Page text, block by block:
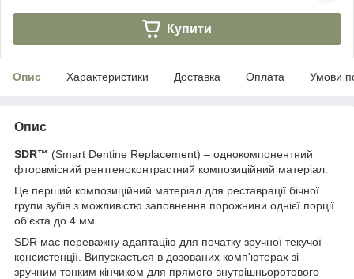
Купити
Опис Характеристики Доставка Оплата Умови
Опис
SDR™ (Smart Dentine Replacement) – однокомпонентний
фторвмісний рентгеноконтрастний композиційний матеріал.
Це перший композиційний матеріал для реставрації бічної
групи зубів з можливістю заповнення порожнини однієї порції
об'єкта до 4 мм.
SDR має переважну адаптацію для початку зручної текучої
консистенції. Випускається в дозованих комп'ютерах зі
зручним тонким кінчиком для прямого внутрішньоротового